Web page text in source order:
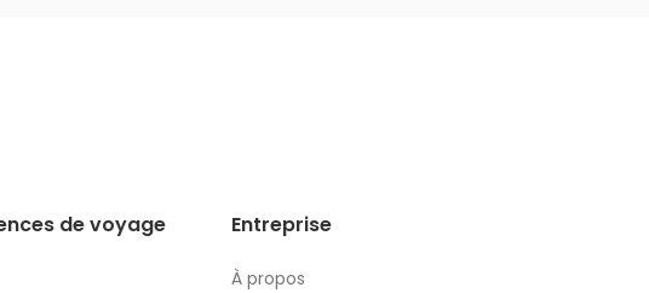
de voyage Entreprise
À propos